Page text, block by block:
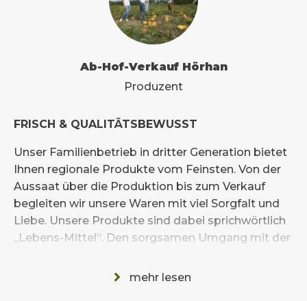
Ab-Hof-Verkauf Hörhan
Produzent
FRISCH & QUALITÄTSBEWUSST
Unser Familienbetrieb in dritter Generation bietet
Ihnen regionale Produkte vom Feinsten. Von der
Aussaat über die Produktion bis zum Verkauf
begleiten wir unsere Waren mit viel Sorgfalt und
Liebe. Unsere Produkte sind dabei sprichwörtlich
„Lebens-Mittel“. Den sorgsamen Umgang mit der
Qualität unseres Sortiments ist dabei stets
mehr lesen